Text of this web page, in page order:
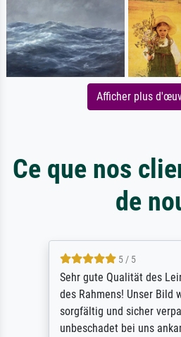
Afficher plus
Ce que nos
de
5 / 5
Sehr gute Qualität des
des Rahmens! Unser Bild
sorgfältig und sicher
unbeschadet bei uns